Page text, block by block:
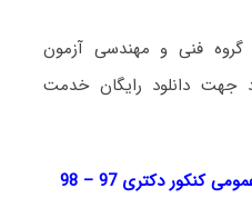
گروه فنی و مهندسی آزمون
و آزاد جهت دانلود رایگان خدمت
دانلود دفترچه سؤالات زبان عمومی کنکور دکتری 97 – 98